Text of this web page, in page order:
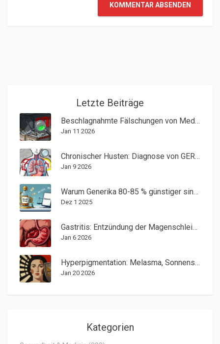
KOMMENTAR ABSENDEN
Letzte Beiträge
Beschlagnahmte Fälschungen von Medikamenten: Fallbeispiele und gelernte Lehren
Jan 11 2026
Chronischer Husten: Diagnose von GERD, Asthma und Postnasalem Tropfen
Jan 9 2026
Warum Generika 80-85 % günstiger sind als Markenmedikamente
Dez 1 2025
Gastritis: Entzündung der Magenschleimhaut und Behandlung von H. pylori
Jan 6 2026
Hyperpigmentation: Melasma, Sonnenschäden und wirksame Cremes
Jan 20 2026
Kategorien